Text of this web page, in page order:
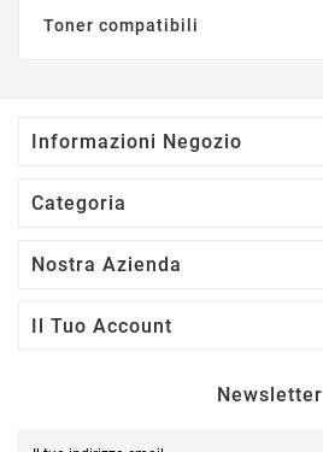
Toner compatibili
Informazioni Negozio
Categoria
Nostra Azienda
Il Tuo Account
Newsletter